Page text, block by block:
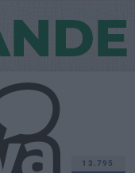
13.795